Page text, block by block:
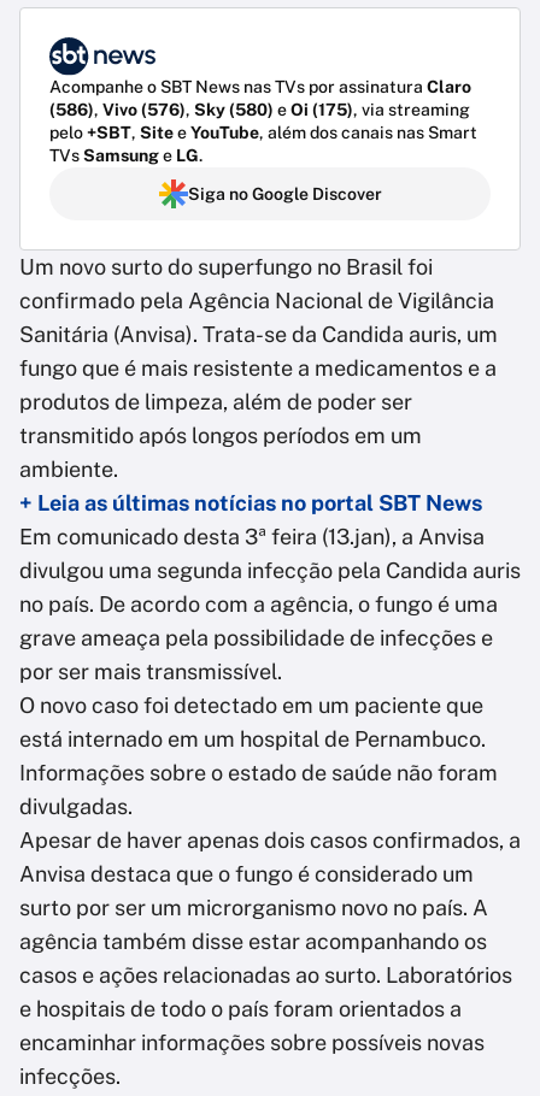
Acompanhe o SBT News nas TVs por assinatura Claro
(586), Vivo (576), Sky (580) eOi (175), via streaming
pelo+SBT, SiteeYouTube, além dos canais nas Smart
TVsSamsunge LG.
Siga no Google Discover
Um novo surto do superfungo no Brasil foi
confirmado pela Agência Nacional de Vigilância
Sanitária (Anvisa). Trata-se da Candida auris, um
fungo que é mais resistente a medicamentos e a
produtos de limpeza, além de poder ser
transmitido após longos períodos em um
ambiente.
+ Leia as últimas notícias no portal SBT News
Em comunicado desta 3ª feira (13.jan), a Anvisa
divulgou uma segunda infecção pela Candida auris
no país. De acordo com a agência, o fungo é uma
grave ameaça pela possibilidade de infecções e
por ser mais transmissível.
O novo caso foi detectado em um paciente que
está internado em um hospital de Pernambuco.
Informações sobre o estado de saúde não foram
divulgadas.
Apesar de haver apenas dois casos confirmados, a
Anvisa destaca que o fungo é considerado um
surto por ser um microrganismo novo no país. A
agência também disse estar acompanhando os
casos e ações relacionadas ao surto. Laboratórios
e hospitais de todo o país foram orientados a
encaminhar informações sobre possíveis novas
infecções.